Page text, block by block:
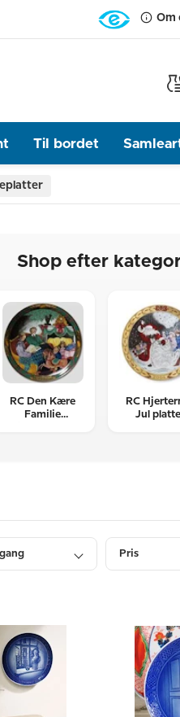
Om
Til bordet
Shop efter
RC Den Kære
Familie
RC
Jul
Pris